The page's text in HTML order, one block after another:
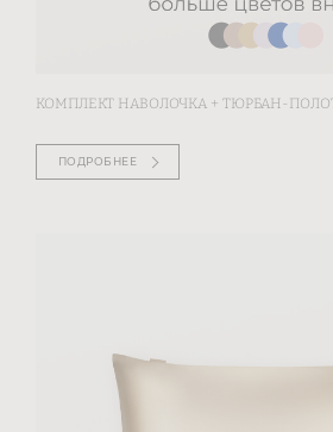
КОМПЛЕКТ НАВОЛОЧКА + ТЮРБАН-
ПОДРОБНЕЕ